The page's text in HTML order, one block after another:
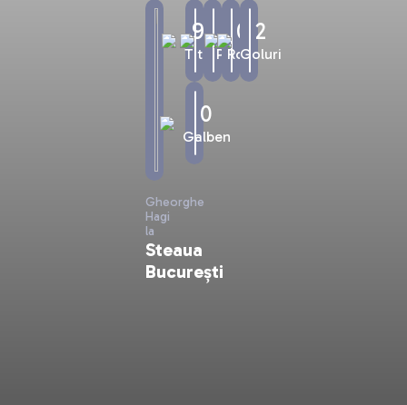
Gheorghe
Hagi
la
Steaua
București
90'
Titular
1
Pase
0
Rosu
2
Goluri
0
Galben